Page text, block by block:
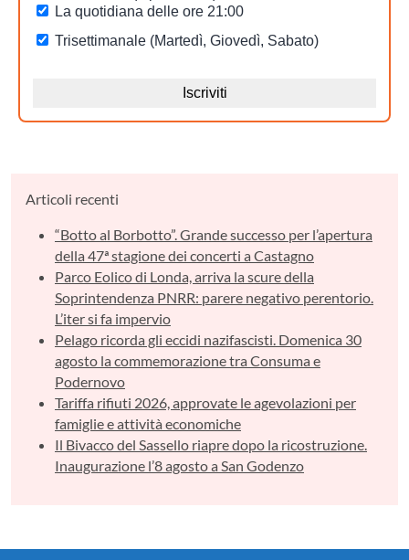
Articoli recenti
“Botto al Borbotto”. Grande successo per l’apertura
della 47ª stagione dei concerti a Castagno
Parco Eolico di Londa, arriva la scure della
Soprintendenza PNRR: parere negativo perentorio.
L’iter si fa impervio
Pelago ricorda gli eccidi nazifascisti. Domenica 30
agosto la commemorazione tra Consuma e
Podernovo
Tariffa rifiuti 2026, approvate le agevolazioni per
famiglie e attività economiche
Il Bivacco del Sassello riapre dopo la ricostruzione.
Inaugurazione l’8 agosto a San Godenzo